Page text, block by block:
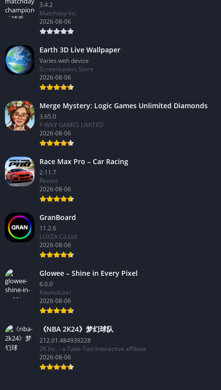
3.4.2
Matchday Inc.
2026-08-06
Earth 3D Live Wallpaper
Varies with device
Screensavers Store
2026-08-06
Merge Mystery: Logic Games Unlimited Diamonds
3.65.0
F-WAY GAMES LIMITED
2026-08-06
Race Max Pro – Car Racing
2.11.7
Revani
2026-08-06
GranBoard
11.2.6
LUXZA Co.Ltd.
2026-08-06
Glowee – Shine in Every Pixel
6.0.0
KosmoLizer
2026-08-06
《NBA 2K24》梦幻球队
212.01.484939228
2K Inc. - a Take-Two Interactive affiliate
2026-08-06